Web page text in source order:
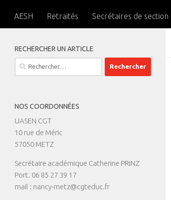
AESH Retraités Secrétaires de section
RECHERCHER UN ARTICLE
Rechercher :
NOS COORDONNÉES
UASEN CGT
10 rue de Méric
57050 METZ
Secrétaire académique Catherine PRINZ
Port. 06 85 27 39 17
mail : nancy-metz@cgteduc.fr